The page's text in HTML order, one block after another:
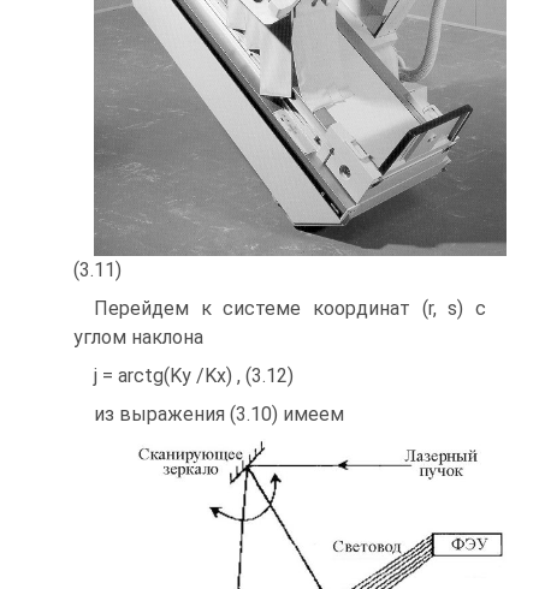
(3.11)
Перейдем к системе координат (r, s) с
углом наклона
j = arctg(Ky /Kx) , (3.12)
из выражения (3.10) имеем